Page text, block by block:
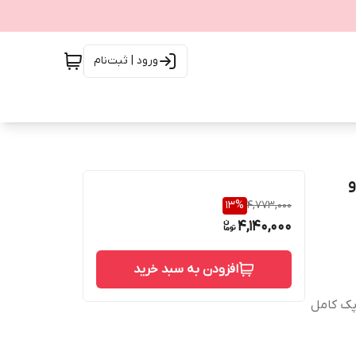
ورود | ثبت‌نام
و
پک کامل
4,773,000
13%
4,140,000
افزودن به سبد خرید